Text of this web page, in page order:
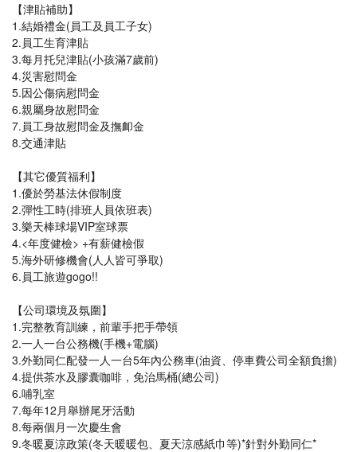
【津貼補助】
1.結婚禮金(員工及員工子女)
2.員工生育津貼
3.每月托兒津貼(小孩滿7歲前)
4.災害慰問金
5.因公傷病慰問金
6.親屬身故慰問金
7.員工身故慰問金及撫卹金
8.交通津貼
【其它優質福利】
1.優於勞基法休假制度
2.彈性工時(排班人員依班表)
3.樂天棒球場VIP室球票
4.<年度健檢> +有薪健檢假
5.海外研修機會(人人皆可爭取)
6.員工旅遊gogo!!
【公司環境及氛圍】
1.完整教育訓練，前輩手把手帶領
2.一人一台公務機(手機+電腦)
3.外勤同仁配發一人一台5年內公務車(油資、停車費公司全額負擔)
4.提供茶水及膠囊咖啡，免治馬桶(總公司)
6.哺乳室
7.每年12月舉辦尾牙活動
8.每兩個月一次慶生會
9.冬暖夏涼政策(冬天暖暖包、夏天涼感紙巾等)*針對外勤同仁*